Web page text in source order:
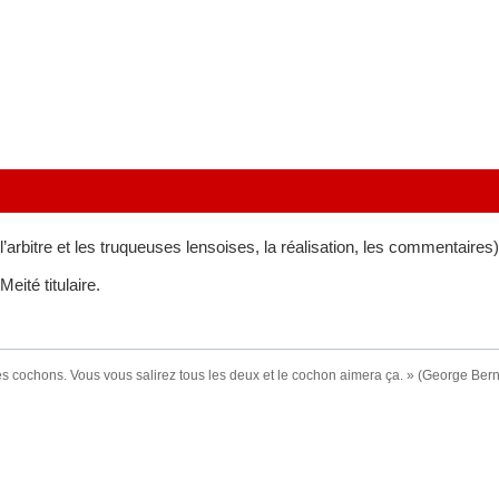
et les truqueuses lensoises, la réalisation, les
titulaire.
cochons. Vous vous salirez tous les deux et le cochon aimera ça. » (George